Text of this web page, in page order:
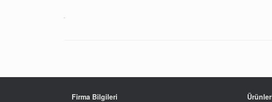
Firma Bilgileri